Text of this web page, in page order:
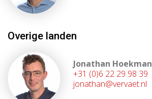
Overige landen
Jonathan Hoekman
+31 (0)6 22 29 98 39
jonathan@vervaet.nl